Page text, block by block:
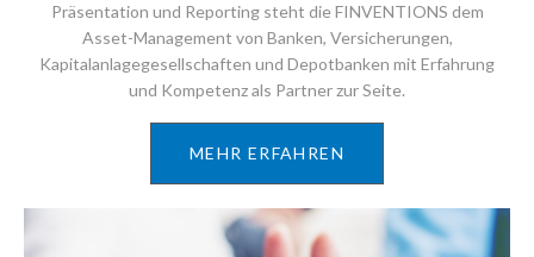
Präsentation und Reporting steht die FINVENTIONS dem
Asset-Management von Banken, Versicherungen,
Kapitalanlagegesellschaften und Depotbanken mit Erfahrung
und Kompetenz als Partner zur Seite.
MEHR ERFAHREN